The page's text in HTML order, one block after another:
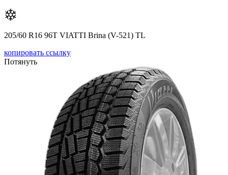
205/60 R16 96T VIATTI Brina (V-521) TL
копировать ссылку
Потянуть